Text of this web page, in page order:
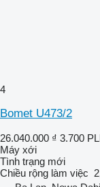
4
Bomet U473/2
26.040.000 ₫ 3.700
Máy xới
Tình trạng mới
Chiều rộng làm việc